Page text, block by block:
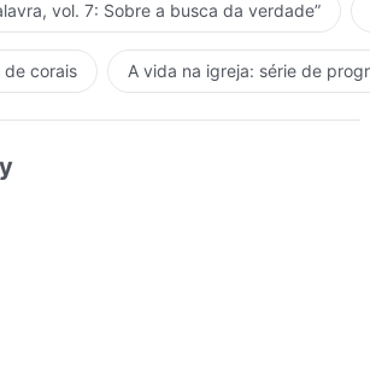
vol. 7: Sobre a busca da verdade”
de corais A vida na igreja: série de